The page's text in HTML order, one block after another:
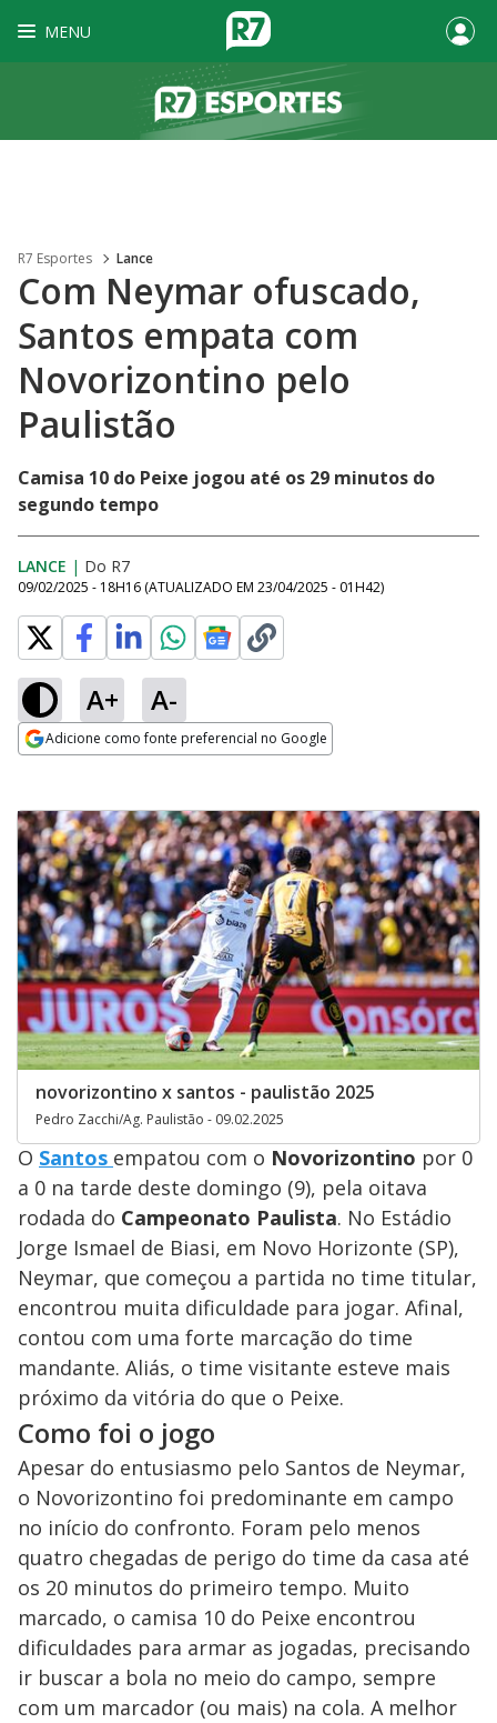
MENU
R7 Esportes Lance
Com Neymar ofuscado,
Santos empata com
Novorizontino pelo
Paulistão
Camisa 10 do Peixe jogou até os 29 minutos do
segundo tempo
LANCE | Do R7
09/02/2025 - 18H16 (ATUALIZADO EM 23/04/2025 - 01H42)
A+ A-
Adicione como fonte preferencial no Google
novorizontino x santos - paulistão 2025
Pedro Zacchi/Ag. Paulistão - 09.02.2025
O Santos empatou com o Novorizontino por 0
a 0 na tarde deste domingo (9), pela oitava
rodada do Campeonato Paulista. No Estádio
Jorge Ismael de Biasi, em Novo Horizonte (SP),
Neymar, que começou a partida no time titular,
encontrou muita dificuldade para jogar. Afinal,
contou com uma forte marcação do time
mandante. Aliás, o time visitante esteve mais
próximo da vitória do que o Peixe.
Como foi o jogo
Apesar do entusiasmo pelo Santos de Neymar,
o Novorizontino foi predominante em campo
no início do confronto. Foram pelo menos
quatro chegadas de perigo do time da casa até
os 20 minutos do primeiro tempo. Muito
marcado, o camisa 10 do Peixe encontrou
dificuldades para armar as jogadas, precisando
ir buscar a bola no meio do campo, sempre
com um marcador (ou mais) na cola. A melhor